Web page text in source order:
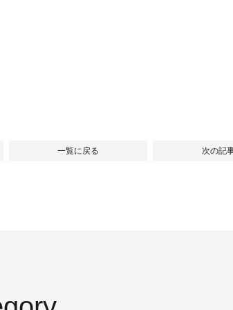
一覧に戻る 次の記